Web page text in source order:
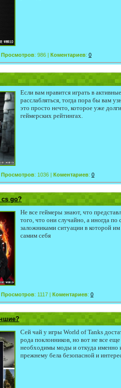
Просмотров: 986 | Коментариев: 0
Если вам нравится играть в
расслабляться, тогда пора бы вам
это просто нечто, которое уже
геймерских рейтингах.
Просмотров: 1036 | Коментариев: 0
cs go?
Не все геймеры знают, что
того, что они случайно, а иногда
заложниками ситуации в которой
самим себя
Просмотров: 1117 | Коментариев: 0
Сей чай у игры World of Tanks
рода поклонников, но вот не все
необходимы моды и откуда именно
прежнему бела безопасной и